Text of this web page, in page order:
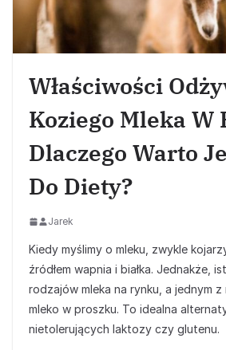
Właściwości
Koziego Mleka W
Dlaczego Warto
Do Diety?
Jarek
Kiedy myślimy o mleku, zwykle
źródłem wapnia i białka. Jednakże,
rodzajów mleka na rynku, a jednym
mleko w proszku. To idealna
nietolerujących laktozy czy glutenu.